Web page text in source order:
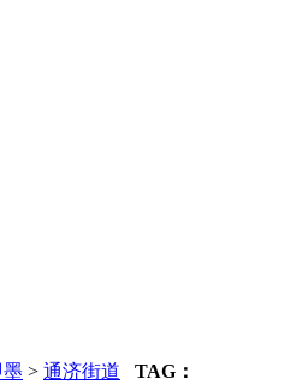
墨 > 通济街道 TAG：